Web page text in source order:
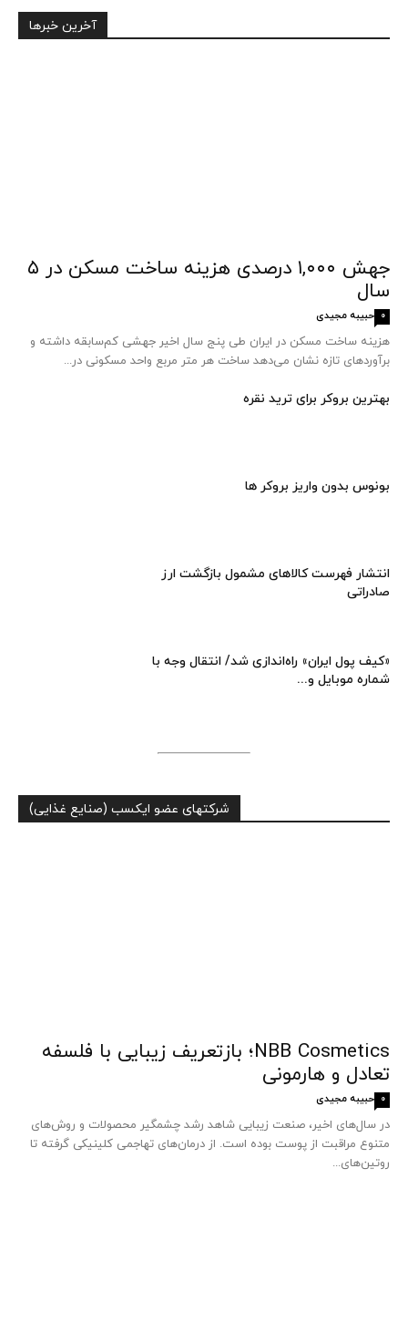
آخرین خبرها
جهش ۱,۰۰۰ درصدی هزینه ساخت مسکن در ۵
سال
حبیبه مجیدی 0
هزینه ساخت مسکن در ایران طی پنج سال اخیر جهشی کم‌سابقه داشته و
برآوردهای تازه نشان می‌دهد ساخت هر متر مربع واحد مسکونی در...
بهترین بروکر برای ترید نقره
بونوس بدون واریز بروکر ها
انتشار فهرست کالاهای مشمول بازگشت ارز
صادراتی
«کیف پول ایران» راه‌اندازی شد/ انتقال وجه با
شماره موبایل و...
شرکتهای عضو ایکسب (صنایع غذایی)
NBB Cosmetics؛ بازتعریف زیبایی با فلسفه
تعادل و هارمونی
حبیبه مجیدی 0
در سال‌های اخیر، صنعت زیبایی شاهد رشد چشمگیر محصولات و روش‌های
متنوع مراقبت از پوست بوده است. از درمان‌های تهاجمی کلینیکی گرفته تا
روتین‌های...